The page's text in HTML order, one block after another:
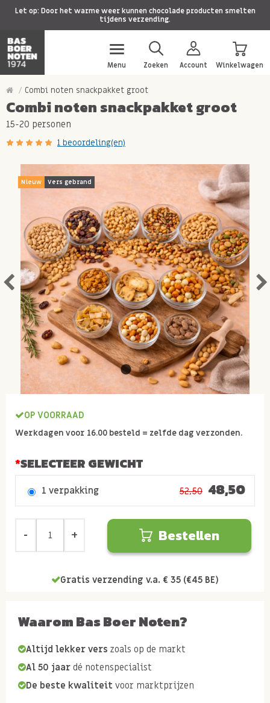
Let op: Door het warme weer kunnen chocolade producten smelten
tijdens verzending.
Menu Zoeken Account Winkelwagen
Combi noten snackpakket groot
Combi noten snackpakket groot
15-20 personen
1 beoordeling(en)
Nieuw Vers gebrand
OP VOORRAAD
Werkdagen voor 16.00 besteld = zelfde dag verzonden.
SELECTEER GEWICHT
1 verpakking 52,50 48,50
Bestellen
Gratis verzending v.a. € 35 (€45 BE)
Waarom Bas Boer Noten?
Altijd lekker vers zoals op de markt
Al 50 jaar dé notenspecialist
De beste kwaliteit voor marktprijzen